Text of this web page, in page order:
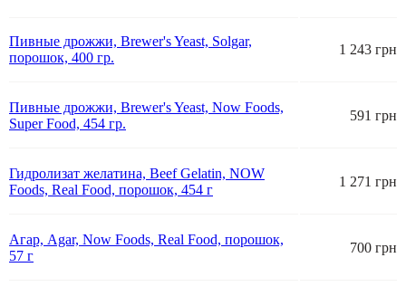
Пивные дрожжи, Brewer's Yeast, Solgar,
порошок, 400 гр.
1 243 грн
Пивные дрожжи, Brewer's Yeast, Now Foods,
Super Food, 454 гр.
591 грн
Гидролизат желатина, Beef Gelatin, NOW
Foods, Real Food, порошок, 454 г
1 271 грн
Агар, Agar, Now Foods, Real Food, порошок,
57 г
700 грн